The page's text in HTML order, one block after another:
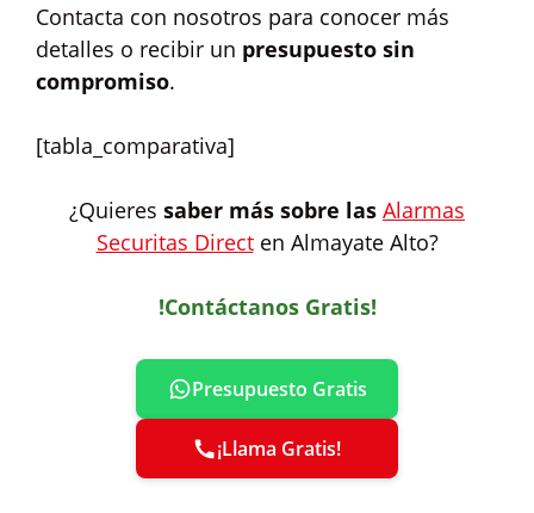
Contacta con nosotros para conocer más
detalles o recibir un presupuesto sin
compromiso.
[tabla_comparativa]
¿Quieres saber más sobre las Alarmas
Securitas Directen Almayate Alto?
!Contáctanos Gratis!
Presupuesto Gratis
¡Llama Gratis!